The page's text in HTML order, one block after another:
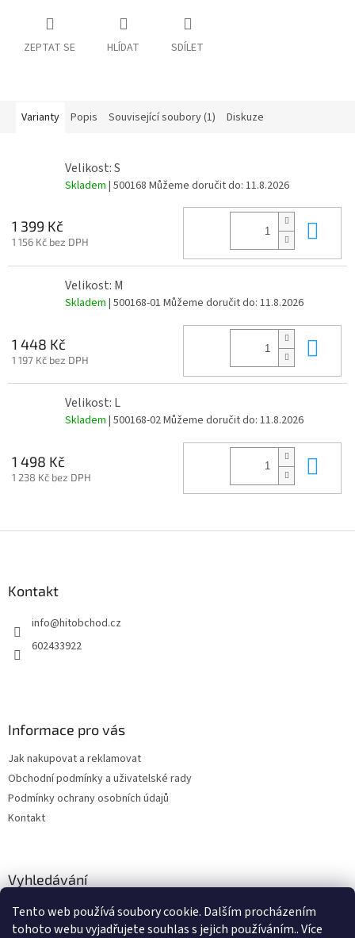
Tento web používá soubory cookie. Dalším procházením
tohoto webu vyjadřujete souhlas s jejich používáním.. Více
ZEPTAT SE HLÍDAT SDÍLET
Varianty Popis Související soubory (1) Diskuze
Velikost: S
Skladem | 500168 Můžeme doručit do: 11.8.2026
1 399 Kč
1 156 Kč bez DPH
Velikost: M
Skladem | 500168-01 Můžeme doručit do: 11.8.2026
1 448 Kč
1 197 Kč bez DPH
Velikost: L
Skladem | 500168-02Můžeme doručit do: 11.8.2026
1 498 Kč
1 238 Kč bez DPH
Kontakt
info@hitobchod.cz
602433922
Informace pro vás
Jak nakupovat a reklamovat
Obchodní podmínky a uživatelské rady
Podmínky ochrany osobních údajů
Kontakt
Vyhledávání
HLEDAT